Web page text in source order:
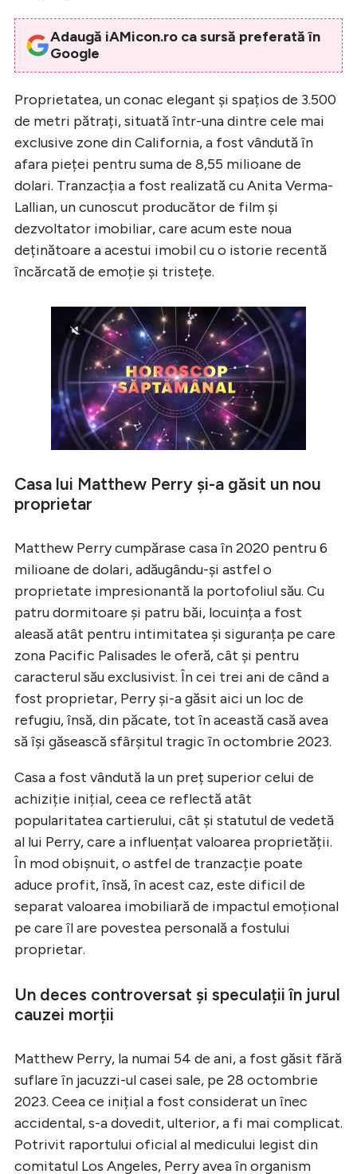
Creează cont
Adaugă iAMicon.ro ca sursă preferată în
Google
Proprietatea, un conac elegant și spațios de 3.500
de metri pătrați, situată într-una dintre cele mai
exclusive zone din California, a fost vândută în
afara pieței pentru suma de 8,55 milioane de
dolari. Tranzacția a fost realizată cu Anita Verma-
Lallian, un cunoscut producător de film și
dezvoltator imobiliar, care acum este noua
deținătoare a acestui imobil cu o istorie recentă
încărcată de emoție și tristețe.
Casa lui Matthew Perry și-a găsit un nou
proprietar
Matthew Perry cumpărase casa în 2020 pentru 6
milioane de dolari, adăugându-și astfel o
proprietate impresionantă la portofoliul său. Cu
patru dormitoare și patru băi, locuința a fost
aleasă atât pentru intimitatea și siguranța pe care
zona Pacific Palisades le oferă, cât și pentru
caracterul său exclusivist. În cei trei ani de când a
fost proprietar, Perry și-a găsit aici un loc de
refugiu, însă, din păcate, tot în această casă avea
să își găsească sfârșitul tragic în octombrie 2023.
Casa a fost vândută la un preț superior celui de
achiziție inițial, ceea ce reflectă atât
popularitatea cartierului, cât și statutul de vedetă
al lui Perry, care a influențat valoarea proprietății.
În mod obișnuit, o astfel de tranzacție poate
aduce profit, însă, în acest caz, este dificil de
separat valoarea imobiliară de impactul emoțional
pe care îl are povestea personală a fostului
proprietar.
Un deces controversat și speculații în jurul
cauzei morții
Matthew Perry, la numai 54 de ani, a fost găsit fără
suflare în jacuzzi-ul casei sale, pe 28 octombrie
2023. Ceea ce inițial a fost considerat un înec
accidental, s-a dovedit, ulterior, a fi mai complicat.
Potrivit raportului oficial al medicului legist din
comitatul Los Angeles, Perry avea în organism